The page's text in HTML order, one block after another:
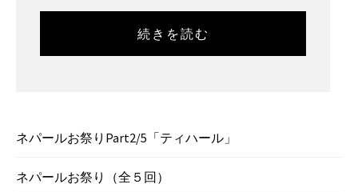
続きを読む
ネパールお祭りPart2/5「ティハール」
ネパールお祭り（全５回）